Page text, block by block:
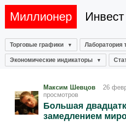
Миллионер
Торговые графики Лаборатория
Экономические индикаторы
Максим Шевцов 26
просмотров
Большая
замедлением